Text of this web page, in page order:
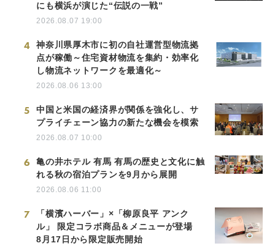
にも横浜が演じた“伝説の一戦”
2026.08.07 19:00
4
神奈川県厚木市に初の自社運営型物流拠
点が稼働～住宅資材物流を集約・効率化
し物流ネットワークを最適化～
2026.08.06 13:00
5
中国と米国の経済界が関係を強化し、サ
プライチェーン協力の新たな機会を模索
2026.08.07 10:00
6
亀の井ホテル 有馬 有馬の歴史と文化に触
れる秋の宿泊プランを9月から展開
2026.08.06 11:00
7
「横濱ハーバー」×「柳原良平 アンク
ル」 限定コラボ商品＆メニューが登場
8月17日から限定販売開始